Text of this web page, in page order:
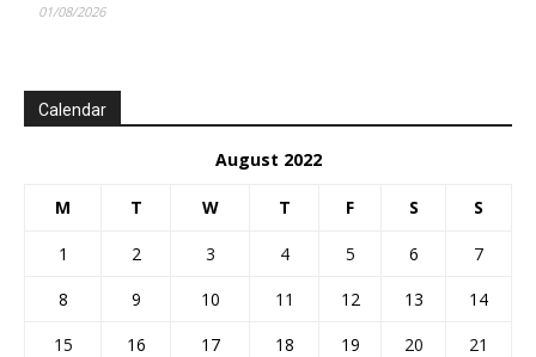
01/08/2026
Calendar
August 2022
M T W T F S S
1 2 3 4 5 6
7
8
9 10 11 12 13
14
15
16 17 18 19 20
21